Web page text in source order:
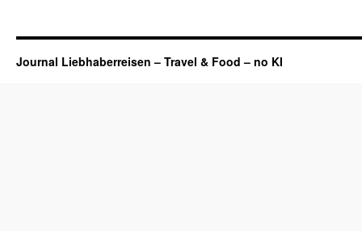
Journal Liebhaberreisen – Travel & Food – no KI